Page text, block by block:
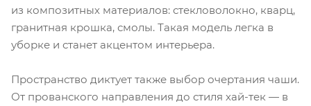
из композитных материалов: стекловолокно, кварц,
гранитная крошка, смолы. Такая модель легка в
уборке и станет акцентом интерьера.
Пространство диктует также выбор очертания чаши.
От прованского направления до стиля хай-тек — в